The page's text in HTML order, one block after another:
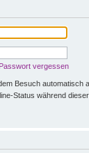
vergessen
Besuch automatisch
Status während